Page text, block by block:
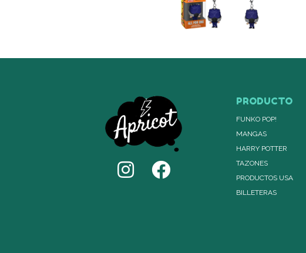
PRODUCTO
FUNKO POP!
MANGAS
HARRY POTTER
TAZONES
PRODUCTOS USA
BILLETERAS